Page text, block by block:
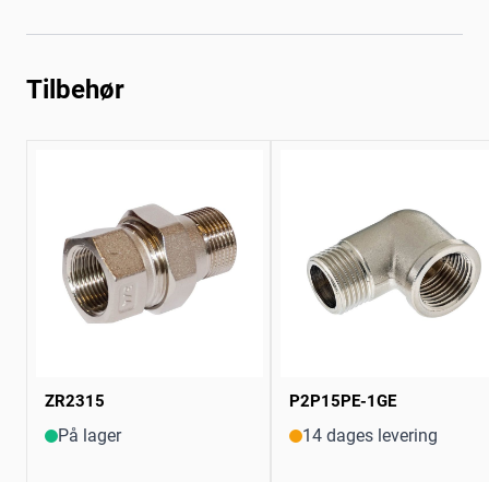
Tilbehør
ZR2315
På lager
P2P15PE-1GE
14 dages levering